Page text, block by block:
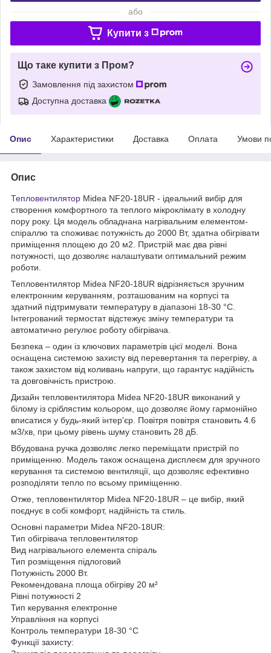
або
Купити з
Що таке купити з Пром?
Замовлення під захистом
Доступна доставка
Опис Характеристики Доставка Оплата Умови
Опис
Тепловентилятор Midea NF20-18UR - ідеальний вибір для
створення комфортного та теплого мікроклімату в холодну
пору року. Ця модель обладнана нагрівальним елементом-
спіраллю та споживає потужність до 2000 Вт, здатна обігрівати
приміщення площею до 20 м2. Пристрій має два рівні
потужності, що дозволяє налаштувати оптимальний режим
роботи.
Тепловентилятор Midea NF20-18UR відрізняється зручним
електронним керуванням, розташованим на корпусі та
здатний підтримувати температуру в діапазоні 18-30 °С.
Інтегрований термостат відстежує зміну температури та
автоматично регулює роботу обігрівача.
Безпека – один із ключових параметрів цієї моделі. Вона
оснащена системою захисту від перевертання та перегріву, а
також захистом від коливань напруги, що гарантує надійність
та довговічність пристрою.
Дизайн тепловентилятора Midea NF20-18UR виконаний у
білому із сріблястим кольором, що дозволяє йому гармонійно
вписатися у будь-який інтер'єр. Повітря повітря становить 4.6
м3/хв, при цьому рівень шуму становить 28 дБ.
Вбудована ручка дозволяє легко переміщати пристрій по
приміщенню. Модель також оснащена дисплеєм для зручного
керування та системою вентиляції, що дозволяє ефективно
розподіляти тепло по всьому приміщенню.
Отже, тепловентилятор Midea NF20-18UR – це вибір, який
поєднує в собі комфорт, надійність та стиль.
Основні параметри Midea NF20-18UR:
Тип обігрівача тепловентилятор
Вид нагрівального елемента спіраль
Тип розміщення підлоговий
Потужність 2000 Вт.
Рекомендована площа обігріву 20 м²
Рівні потужності 2
Тип керування електронне
Управління на корпусі
Контроль температури 18-30 °С
Функції захисту: